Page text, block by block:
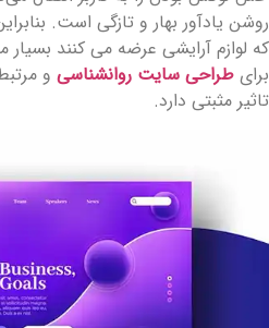
روشن یادآور بهار و تازگی است.
که لوازم آرایشی عرضه می کنند
برای طراحی سایت روانشناسیو
تاثیر مثبتی دارد.